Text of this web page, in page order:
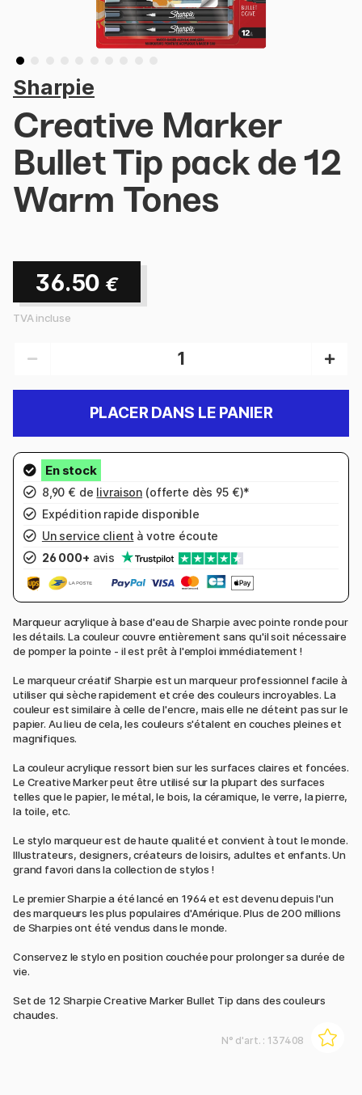
Sharpie
Creative Marker
Bullet Tip pack de 12
Warm Tones
36.50 €
TVA incluse
PLACER DANS LE PANIER
8,90 € de livraison (offerte dès 95 €)*
Expédition rapide disponible
Un service client à votre écoute
26 000+ avis
Marqueur acrylique à base d'eau de Sharpie avec pointe ronde pour
les détails. La couleur couvre entièrement sans qu'il soit nécessaire
de pomper la pointe - il est prêt à l'emploi immédiatement !
Le marqueur créatif Sharpie est un marqueur professionnel facile à
utiliser qui sèche rapidement et crée des couleurs incroyables. La
couleur est similaire à celle de l'encre, mais elle ne déteint pas sur le
papier. Au lieu de cela, les couleurs s'étalent en couches pleines et
magnifiques.
La couleur acrylique ressort bien sur les surfaces claires et foncées.
Le Creative Marker peut être utilisé sur la plupart des surfaces
telles que le papier, le métal, le bois, la céramique, le verre, la pierre,
la toile, etc.
Le stylo marqueur est de haute qualité et convient à tout le monde.
Illustrateurs, designers, créateurs de loisirs, adultes et enfants. Un
grand favori dans la collection de stylos !
Le premier Sharpie a été lancé en 1964 et est devenu depuis l'un
des marqueurs les plus populaires d'Amérique. Plus de 200 millions
de Sharpies ont été vendus dans le monde.
Conservez le stylo en position couchée pour prolonger sa durée de
vie.
Set de 12 Sharpie Creative Marker Bullet Tip dans des couleurs
chaudes.
N° d'art. : 137408